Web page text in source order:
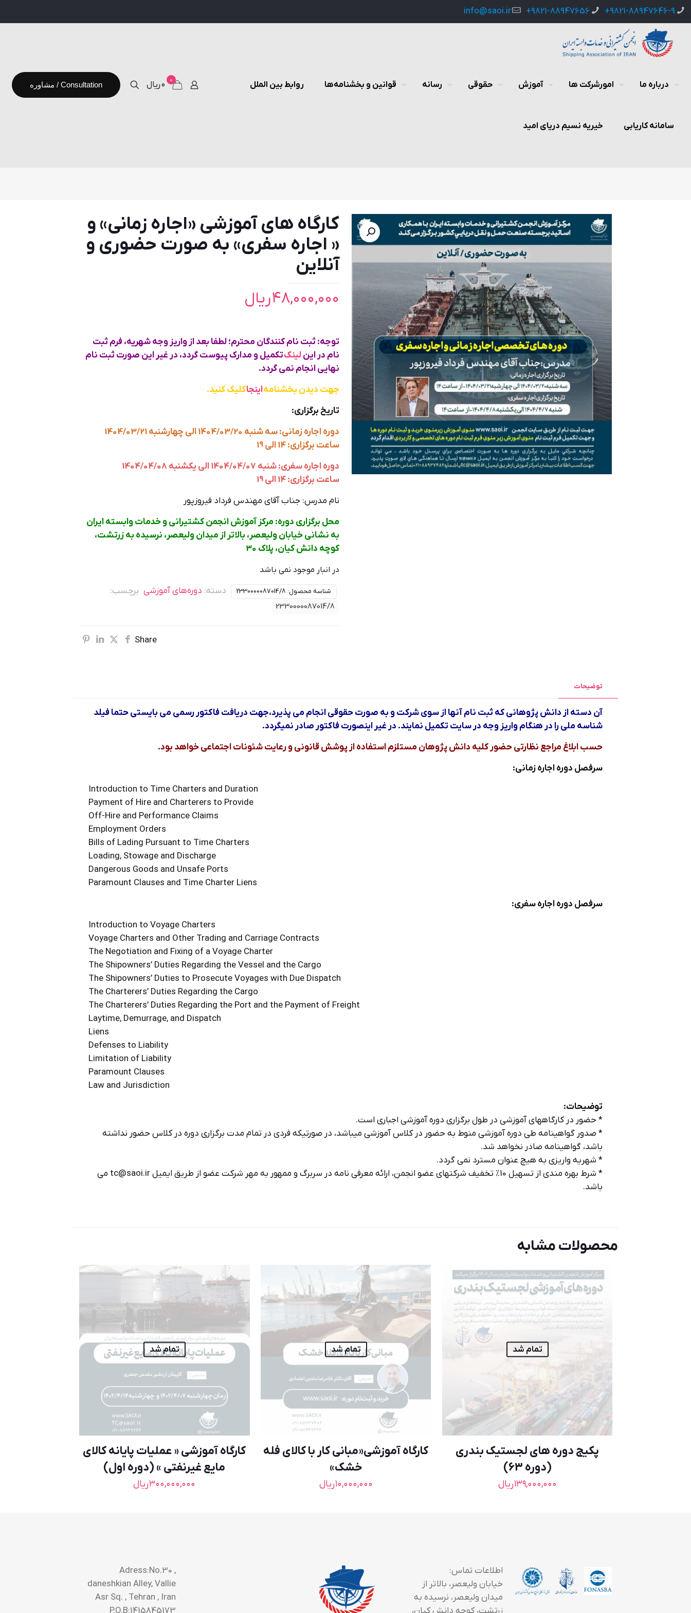
9821-88947646-9+
9821-88947656+
info@saoi.ir
درباره ما امورشرکت ها آموزش حقوقی رسانه قوانین و بخشنامه‌ها روابط بین الملل
سامانه کاریابی خیریه نسیم دریای امید
0 ۰ ریال مشاوره / Consultation
كارگاه های آموزشی «اجاره زمانی» و
« اجاره سفری» به صورت حضوری و
آنلاین
۴۸,۰۰۰,۰۰۰ریال
توجه: ثبت نام کنندگان محترم؛ لطفا بعد از واریز وجه شهریه، فرم ثبت
نام در اینلینکتکمیل و مدارک پیوست گردد، در غیر این صورت ثبت نام
نهایی انجام نمی گردد.
جهت دیدن بخشنامهاینجاکلیک کنید.
تاریخ برگزاری:
دوره اجاره زمانی: سه شنبه 1404/03/20 الی چهارشنبه 1404/03/21
ساعت برگزاری: 14 الی 19
دوره اجاره سفری: شنبه 1404/04/07 الی یکشنبه 1404/04/08
ساعت برگزاری: 14 الی 19
نام مدرس: جناب آقای مهندس فرداد فیروزپور
محل برگزاری دوره: مرکز آموزش انجمن کشتیرانی و خدمات وابسته ایران
به نشانی خیابان ولیعصر، بالاتر از میدان ولیعصر، نرسیده به زرتشت،
کوچه دانش کیان، پلاک 30
در انبار موجود نمی باشد
شناسه محصول: 2330000087014/8 دسته: دوره‌های آموزشی برچسب:
2330000087014/8
Share
توضیحات
آن دسته از دانش پژوهاني كه ثبت نام آنها از سوي شركت و به صورت حقوقي انجام مي پذيرد،جهت دريافت فاكتور رسمي مي بايستي حتما فيلد
شناسه ملي را در هنگام واريز وجه در سايت تكميل نمايند. در غير اينصورت فاكتور صادر نميگردد.
حسب ابلاغ مراجع نظارتي حضور كليه دانش پژوهان مستلزم استفاده از پوشش قانوني و رعايت شئونات اجتماعي خواهد بود.
سرفصل دوره اجاره زمانی:
Payment of Hire and Charterers to Provide
Off-Hire and Performance Claims
Employment Orders
Bills of Lading Pursuant to Time Charters
Loading, Stowage and Discharge
Dangerous Goods and Unsafe Ports
Paramount Clauses and Time Charter Liens
سرفصل دوره اجاره سفری:
Voyage Charters and Other Trading and Carriage Contracts
The Negotiation and Fixing of a Voyage Charter
The Shipowners’ Duties Regarding the Vessel and the Cargo
The Shipowners’ Duties to Prosecute Voyages with Due Dispatch
The Charterers’ Duties Regarding the Cargo
The Charterers’ Duties Regarding the Port and the Payment of Freight
Laytime, Demurrage, and Dispatch
Liens
Defenses to Liability
Limitation of Liability
Paramount Clauses
Law and Jurisdiction
توضيحات:
* حضور در كارگاههاي آموزشي در طول برگزاري دوره آموزشي اجباري است.
* صدور گواهينامه طي دوره آموزشي منوط به حضور در كلاس آموزشي ميباشد، در صورتيكه فردي در تمام مدت برگزاري دوره در كلاس حضور نداشته
باشد، گواهينامه صادر نخواهد شد.
* شهريه واريزي به هيچ عنوان مسترد نمي گردد.
* شرط بهره مندي از تسهيل 10% تخفيف شركتهاي عضو انجمن، ارائه معرفي نامه در سربرگ و ممهور به مهر شركت عضو از طريق ايميل tc@saoi.ir مي
باشد.
محصولات مشابه
تمام شد
پکیج دوره های لجستیک بندری
(دوره 63)
۱۳۹,۰۰۰,۰۰۰ریال
تمام شد
کارگاه آموزشی«مبانی کار با کالای فله
خشک»
۱۰,۰۰۰,۰۰۰ریال
تمام شد
كارگاه آموزشی « عملیات پایانه کالای
مایع غیرنفتی » (دوره اول)
۳۰۰,۰۰۰,۰۰۰ریال
اطلاعات تماس:
خیابان ولیعصر، بالاتر از
میدان ولیعصر، نرسیده به
Adress:No.30 ,
daneshkian Alley, Vallie
Asr Sq. , Tehran , Iran